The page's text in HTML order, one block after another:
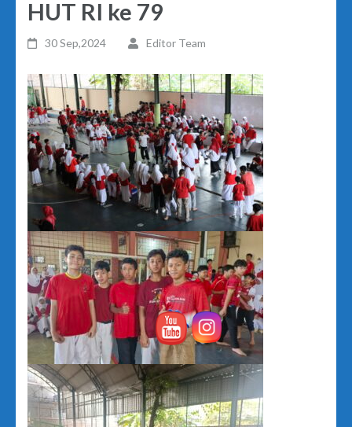
HUT RI ke 79
30 Sep,2024 Editor Team